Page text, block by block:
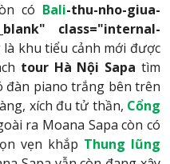
có Bali-thu-nho-giua-
class="internal-
là khu tiểu cảnh mới được
tour Hà Nội Sapatìm
đàn piano trắng bên trên
xích đu tử thần, Cổng
ra Moana Sapa còn có
vẹn khắp Thung lũng